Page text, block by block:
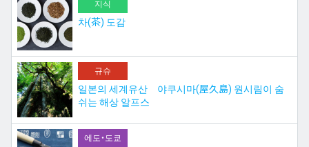
지식
차(茶) 도감
규슈
일본의 세계유산 야쿠시마(屋久島) 원시림이 숨
쉬는 해상 알프스
에도・도쿄